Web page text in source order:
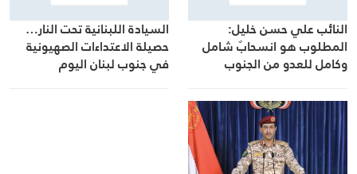
النائب علي حسن خليل:
المطلوب هو انسحابٌ شامل
وكامل للعدو من الجنوب
السيادة اللبنانية تحت النار…
حصيلة الاعتداءات الصهيونية
في جنوب لبنان اليوم